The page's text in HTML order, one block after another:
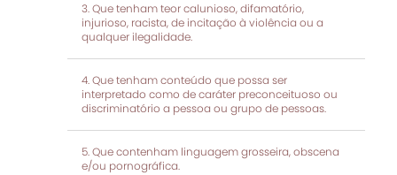
Que tenham teor calunioso, difamatório,
injurioso, racista, de incitação à violência ou a
qualquer ilegalidade.
Que tenham conteúdo que possa ser
interpretado como de caráter preconceituoso ou
discriminatório a pessoa ou grupo de pessoas.
Que contenham linguagem grosseira, obscena
e/ou pornográfica.